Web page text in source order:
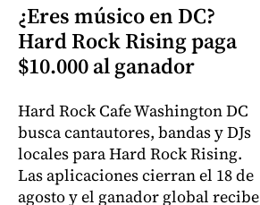
¿Eres músico en DC?
Hard Rock Rising paga
$10.000 al ganador
Hard Rock Cafe Washington DC
busca cantautores, bandas y DJs
locales para Hard Rock Rising.
Las aplicaciones cierran el 18 de
agosto y el ganador global recibe